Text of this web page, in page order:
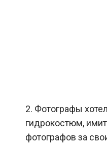
2. Фотографы
гидрокостюм,
фотографов за